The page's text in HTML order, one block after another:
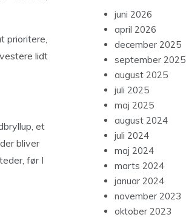
prioritere,
lidt
et
bliver
før I
juni 2026
april 2026
december 2025
september 2025
august 2025
juli 2025
maj 2025
august 2024
juli 2024
maj 2024
marts 2024
januar 2024
november 2023
oktober 2023